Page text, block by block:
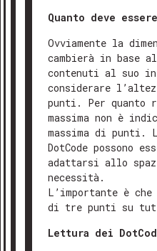
Quanto deve
Ovviamente la
cambierà in base
contenuti al suo
considerare
punti. Per quanto
massima non è
massima di punti.
DotCode possono
adattarsi allo
necessità.
L’importante è
di tre punti su
Lettura dei